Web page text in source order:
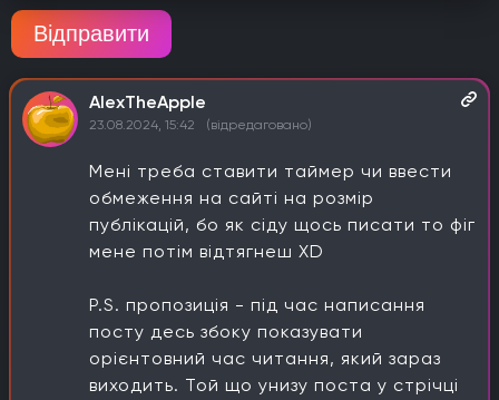
Відправити
AlexTheApple
23.08.2024, 15:42 (відредаговано)
Мені треба ставити таймер чи ввести
обмеження на сайті на розмір
публікацій, бо як сіду щось писати то фіг
мене потім відтягнеш XD
P.S. пропозиція - під час написання
посту десь збоку показувати
орієнтовний час читання, який зараз
виходить. Той що унизу поста у стрічці